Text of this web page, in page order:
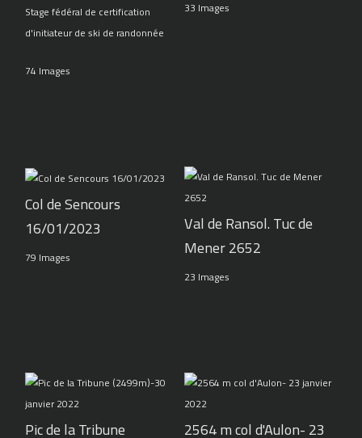
Stage fédéral de certification
d'initiateur de ski de randonnée
74 Images
33 Images
Col de Sencours
16/01/2023
79 Images
Val de Ransol. Tuc de
Mener 2652
23 Images
Pic de la Tribune
2564 m col d'Aulon- 23